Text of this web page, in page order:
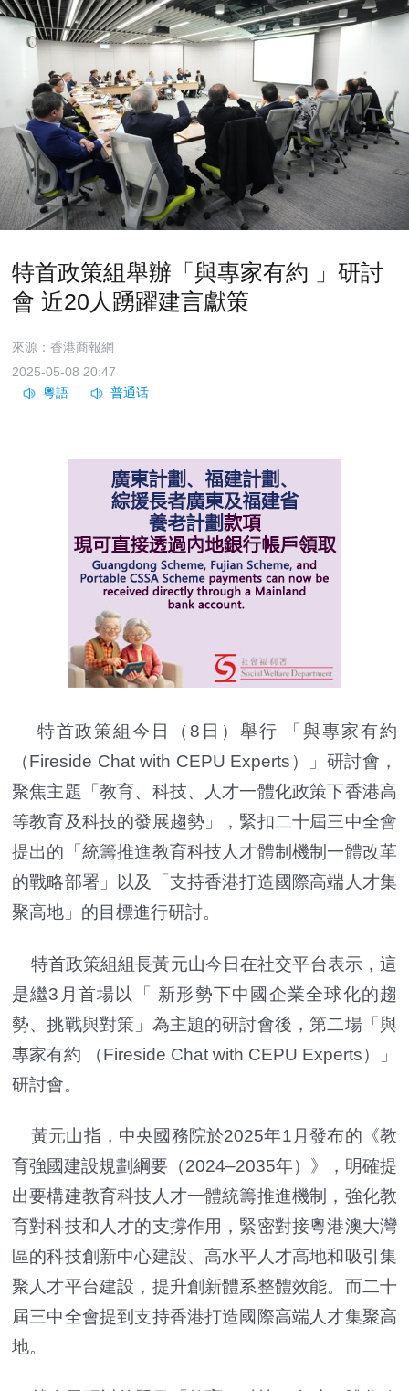
特首政策組舉辦「與專家有約 」研討
會 近20人踴躍建言獻策
來源：香港商報網
2025-05-08 20:47
特首政策組今日（8日）舉行 「與專家有約
（Fireside Chat with CEPU Experts）」研討會，
聚焦主題「教育、科技、人才一體化政策下香港高
等教育及科技的發展趨勢」，緊扣二十屆三中全會
提出的「統籌推進教育科技人才體制機制一體改革
的戰略部署」以及「支持香港打造國際高端人才集
聚高地」的目標進行研討。
特首政策組組長黃元山今日在社交平台表示，這
是繼3月首場以「 新形勢下中國企業全球化的趨
勢、挑戰與對策」為主題的研討會後，第二場「與
專家有約 （Fireside Chat with CEPU Experts）」
研討會。
黃元山指，中央國務院於2025年1月發布的《教
育強國建設規劃綱要（2024–2035年）》，明確提
出要構建教育科技人才一體統籌推進機制，強化教
育對科技和人才的支撐作用，緊密對接粵港澳大灣
區的科技創新中心建設、高水平人才高地和吸引集
聚人才平台建設，提升創新體系整體效能。而二十
屆三中全會提到支持香港打造國際高端人才集聚高
地。